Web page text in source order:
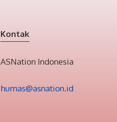
Kontak
ASNation Indonesia
humas@asnation.id